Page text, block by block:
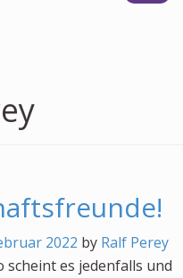
2022 by Ralf Perey
scheint es jedenfalls und